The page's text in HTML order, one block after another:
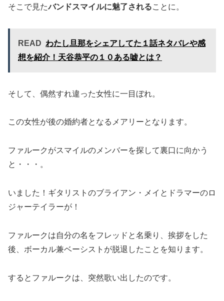
そこで見たバンドスマイルに魅了されることに。
READ わたし旦那をシェアしてた１話ネタバレや感
想を紹介！天谷恭平の１０ある嘘とは？
そして、偶然すれ違った女性に一目ぼれ。
この女性が後の婚約者となるメアリーとなります。
ファルークがスマイルのメンバーを探して裏口に向かう
と・・・。
いました！ギタリストのブライアン・メイとドラマーのロ
ジャーテイラーが！
ファルークは自分の名をフレッドと名乗り、挨拶をした
後、ボーカル兼ベーシストが脱退したことを知ります。
するとファルークは、突然歌い出したのです。